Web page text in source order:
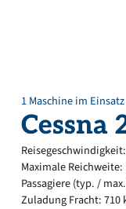
1 Maschine im Einsatz
Cessna
Maximale Reichweite:
Passagiere (typ. /
Zuladung Fracht: 710